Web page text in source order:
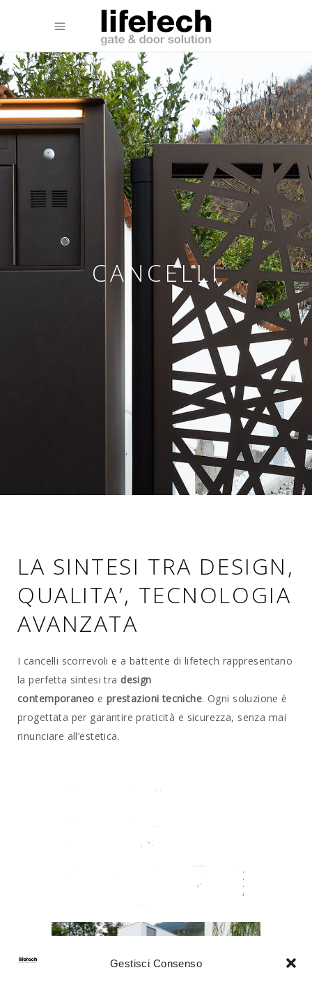
Gestisci Consenso
CANCELLI
LA SINTESI TRA DESIGN,
QUALITA’, TECNOLOGIA
AVANZATA
I cancelli scorrevoli e a battente di lifetech rappresentano
la perfetta sintesi tra design
contemporaneo e prestazioni tecniche. Ogni soluzione è
progettata per garantire praticità e sicurezza, senza mai
rinunciare all’estetica.